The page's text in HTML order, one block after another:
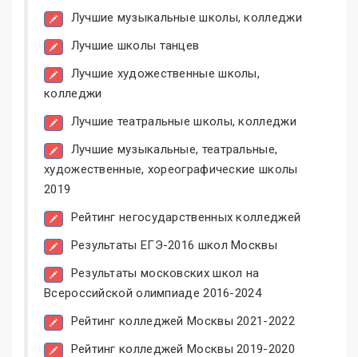
Лучшие музыкальные школы, колледжи
Лучшие школы танцев
Лучшие художественные школы,
колледжи
Лучшие театральные школы, колледжи
Лучшие музыкальные, театральные,
художественные, хореографические школы
2019
Рейтинг негосударственных колледжей
Результаты ЕГЭ-2016 школ Москвы
Результаты московских школ на
Всероссийской олимпиаде 2016-2024
Рейтинг колледжей Москвы 2021-2022
Рейтинг колледжей Москвы 2019-2020